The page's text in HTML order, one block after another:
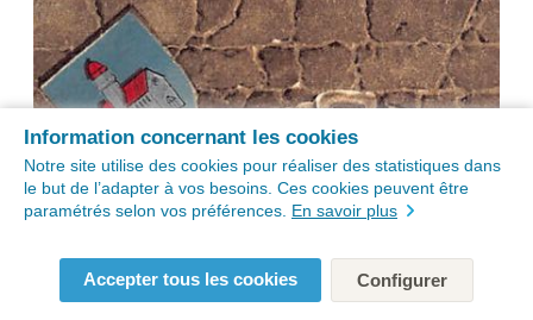
Information concernant les cookies
Notre site utilise des cookies pour réaliser des statistiques dans
le but de l’adapter à vos besoins. Ces cookies peuvent être
paramétrés selon vos préférences. En savoir plus
Accepter tous les cookies Configurer